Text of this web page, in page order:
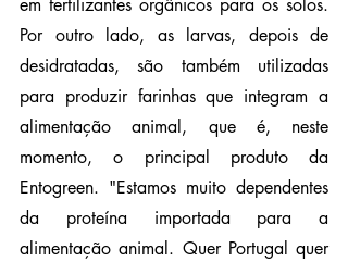
em fertilizantes orgânicos para os solos.
Por outro lado, as larvas, depois de
desidratadas, são também utilizadas
para produzir farinhas que integram a
alimentação animal, que é, neste
momento, o principal produto da
Entogreen. "Estamos muito dependentes
da proteína importada para a
alimentação animal. Quer Portugal quer